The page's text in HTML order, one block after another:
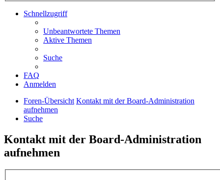
Schnellzugriff
Unbeantwortete Themen
Aktive Themen
Suche
FAQ
Anmelden
Foren-Übersicht Kontakt mit der Board-Administration
aufnehmen
Suche
Kontakt mit der Board-Administration
aufnehmen